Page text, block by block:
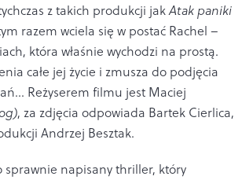
z takich produkcji jakAtak paniki
razem wciela się w postać Rachel –
która właśnie wychodzi na prostą.
całe jej życie i zmusza do podjęcia
Reżyserem filmu jest Maciej
, za zdjęcia odpowiada Bartek Cierlica,
Andrzej Besztak.
sprawnie napisany thriller, który